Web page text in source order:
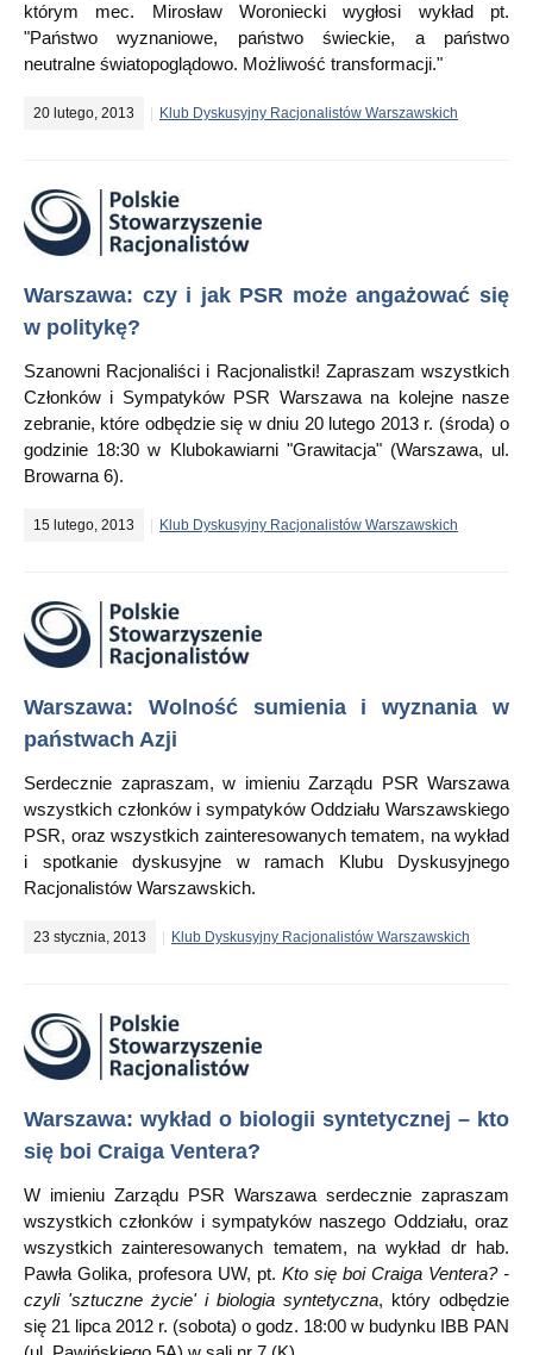
którym mec. Mirosław Woroniecki wygłosi wykład pt.
"Państwo wyznaniowe, państwo świeckie, a państwo
neutralne światopoglądowo. Możliwość transformacji."
20 lutego, 2013 Klub Dyskusyjny Racjonalistów Warszawskich
Warszawa: czy i jak PSR może angażować się
w politykę?
Szanowni Racjonaliści i Racjonalistki! Zapraszam wszystkich
Członków i Sympatyków PSR Warszawa na kolejne nasze
zebranie, które odbędzie się w dniu 20 lutego 2013 r. (środa) o
godzinie 18:30 w Klubokawiarni "Grawitacja" (Warszawa, ul.
Browarna 6).
15 lutego, 2013 Klub Dyskusyjny Racjonalistów Warszawskich
Warszawa: Wolność sumienia i wyznania w
państwach Azji
Serdecznie zapraszam, w imieniu Zarządu PSR Warszawa
wszystkich członków i sympatyków Oddziału Warszawskiego
PSR, oraz wszystkich zainteresowanych tematem, na wykład
i spotkanie dyskusyjne w ramach Klubu Dyskusyjnego
Racjonalistów Warszawskich.
23 stycznia, 2013 Klub Dyskusyjny Racjonalistów Warszawskich
Warszawa: wykład o biologii syntetycznej – kto
się boi Craiga Ventera?
W imieniu Zarządu PSR Warszawa serdecznie zapraszam
wszystkich członków i sympatyków naszego Oddziału, oraz
wszystkich zainteresowanych tematem, na wykład dr hab.
Pawła Golika, profesora UW, pt. Kto się boi Craiga Ventera? -
czyli 'sztuczne życie' i biologia syntetyczna, który odbędzie
się 21 lipca 2012 r. (sobota) o godz. 18:00 w budynku IBB PAN